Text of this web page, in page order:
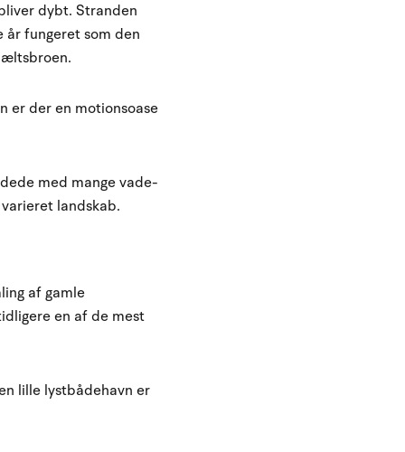
dybt. Stranden
fungeret som den
er der en motionsoase
med mange vade-
landskab.
af gamle
en af de mest
lille lystbådehavn er